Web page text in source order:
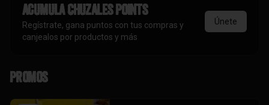
AcumulaChuzales Points
Regístrate, gana puntos con tus compras y
canjealos por productos y más
Únete
Promos